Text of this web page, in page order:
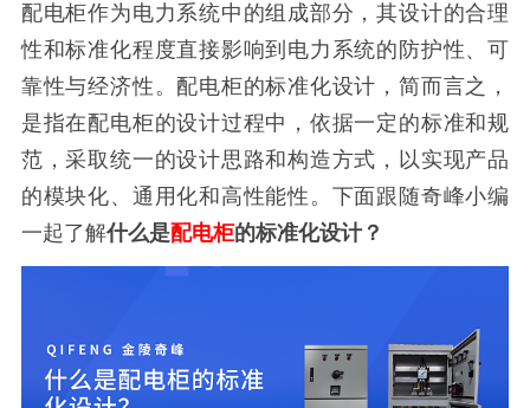
配电柜作为电力系统中的组成部分，其设计的合理
性和标准化程度直接影响到电力系统的防护性、可
靠性与经济性。配电柜的标准化设计，简而言之，
是指在配电柜的设计过程中，依据一定的标准和规
范，采取统一的设计思路和构造方式，以实现产品
的模块化、通用化和高性能性。下面跟随奇峰小编
一起了解什么是配电柜的标准化设计？